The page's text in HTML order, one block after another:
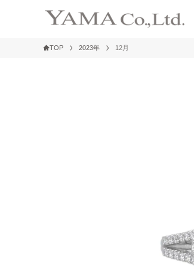
TOP 2023年 12月